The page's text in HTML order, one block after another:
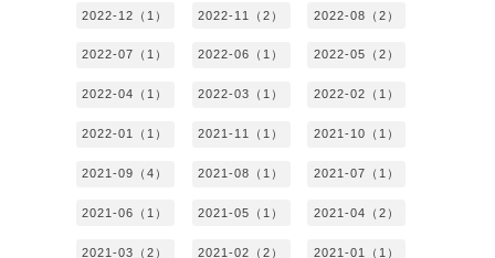
2022-12（1） 2022-11（2） 2022-08（2）
2022-07（1） 2022-06（1） 2022-05（2）
2022-04（1） 2022-03（1） 2022-02（1）
2022-01（1） 2021-11（1） 2021-10（1）
2021-09（4） 2021-08（1） 2021-07（1）
2021-06（1） 2021-05（1） 2021-04（2）
2021-03（2） 2021-02（2） 2021-01（1）